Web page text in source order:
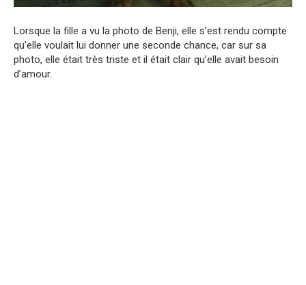
Lorsque la fille a vu la photo de Benji, elle s’est rendu compte
qu’elle voulait lui donner une seconde chance, car sur sa
photo, elle était très triste et il était clair qu’elle avait besoin
d’amour.